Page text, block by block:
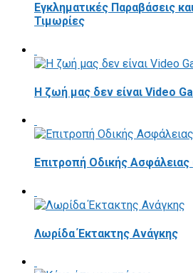
Εγκληματικές Παραβάσεις
Τιμωρίες
Η ζωή μας δεν είναι Video
Επιτροπή Οδικής
Λωρίδα Έκτακτης Ανάγκης